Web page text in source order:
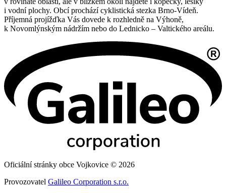
i vodní plochy. Obcí prochází cyklistická stezka Brno-Vídeň.
Příjemná projížďka Vás dovede k rozhledně na Výhoně,
k Novomlýnským nádržím nebo do Lednicko – Valtického areálu.
Oficiální stránky obce Vojkovice © 2026
Provozovatel Galileo Corporation s.r.o.